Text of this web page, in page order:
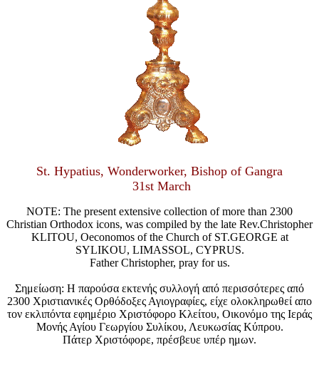
St. Hypatius, Wonderworker, Bishop of Gangra
31st March
NOTE: The present extensive collection of more than 2300
Christian Orthodox icons, was compiled by the late Rev.Christopher
KLITOU, Oeconomos of the Church of ST.GEORGE at
SYLIKOU, LIMASSOL, CYPRUS.
Father Christopher, pray for us.
Σημείωση: Η παρούσα εκτενής συλλογή από περισσότερες από
2300 Χριστιανικές Ορθόδοξες Αγιογραφίες, είχε ολοκληρωθεί απο
τον εκλιπόντα εφημέριο Χριστόφορο Κλείτου, Οικονόμο της Ιεράς
Μονής Αγίου Γεωργίου Συλίκου, Λευκωσίας Κύπρου.
Πάτερ Χριστόφορε, πρέσβευε υπέρ ημων.